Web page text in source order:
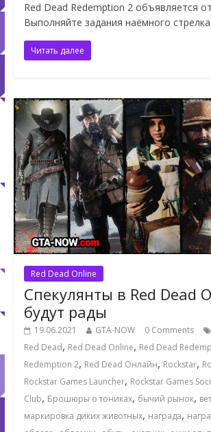
Red Dead Redemption 2 объявляется
Выполняйте задания наёмного
Читать далее
Red Dead Online
Спекулянты в Red Dead
будут рады
19.06.2021 GTA-NOW 0 Comments
Red Dead, Red Dead Online, Red Dead
Redemption 2, Red Dead Онлайн, Rockstar,
Rockstar Games Launcher, Rockstar Games
Club, Брошюры о тониках, бычий рынок,
маркировка диких животных, награда,